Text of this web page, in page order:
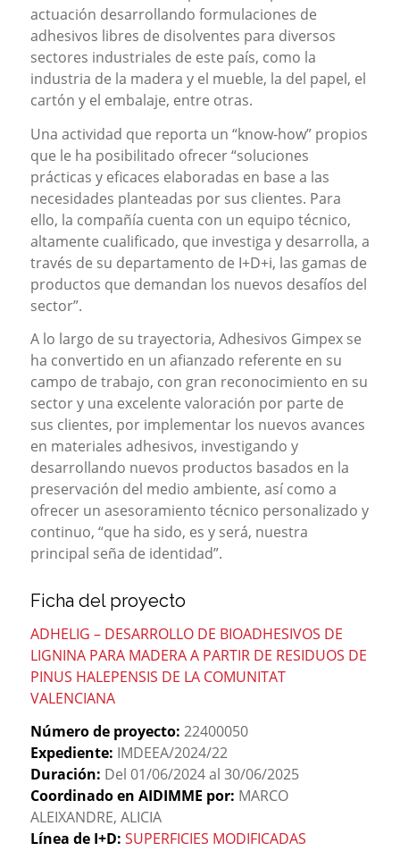
actuación desarrollando formulaciones de
adhesivos libres de disolventes para diversos
sectores industriales de este país, como la
industria de la madera y el mueble, la del papel, el
cartón y el embalaje, entre otras.
Una actividad que reporta un “know-how” propios
que le ha posibilitado ofrecer “soluciones
prácticas y eficaces elaboradas en base a las
necesidades planteadas por sus clientes. Para
ello, la compañía cuenta con un equipo técnico,
altamente cualificado, que investiga y desarrolla, a
través de su departamento de I+D+i, las gamas de
productos que demandan los nuevos desafíos del
sector”.
A lo largo de su trayectoria, Adhesivos Gimpex se
ha convertido en un afianzado referente en su
campo de trabajo, con gran reconocimiento en su
sector y una excelente valoración por parte de
sus clientes, por implementar los nuevos avances
en materiales adhesivos, investigando y
desarrollando nuevos productos basados en la
preservación del medio ambiente, así como a
ofrecer un asesoramiento técnico personalizado y
continuo, “que ha sido, es y será, nuestra
principal seña de identidad”.
Ficha del proyecto
ADHELIG – DESARROLLO DE BIOADHESIVOS DE
LIGNINA PARA MADERA A PARTIR DE RESIDUOS DE
PINUS HALEPENSIS DE LA COMUNITAT
VALENCIANA
Número de proyecto: 22400050
Expediente: IMDEEA/2024/22
Duración: Del 01/06/2024 al 30/06/2025
Coordinado en AIDIMME por: MARCO
ALEIXANDRE, ALICIA
Línea de I+D: SUPERFICIES MODIFICADAS